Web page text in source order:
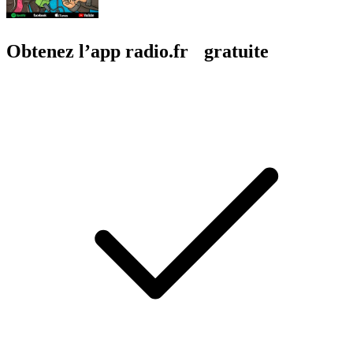
Obtenez l’app radio.fr gratuite